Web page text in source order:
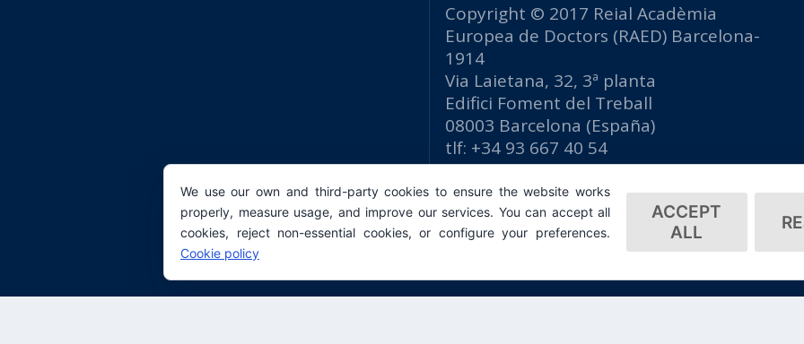
Copyright © 2017 Reial Acadèmia
Europea de Doctors (RAED) Barcelona-
1914
Via Laietana, 32, 3ª planta
Edifici Foment del Treball
08003 Barcelona (España)
tlf: +34 93 667 40 54
secretaria@raed.academy
Contacte i subscripció a la Newsletter
Política de privacitat
We use our own and third-party cookies to ensure the website works
properly, measure usage, and improve our services. You can accept all
cookies, reject non-essential cookies, or configure your preferences.
Cookie policy
ACCEPT
ALL